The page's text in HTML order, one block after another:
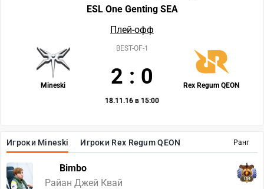
Ранг
Игроки Mineski Игроки Rex Regum QEON
Bimbo
Райан Джей Квай
139
ESL One Genting SEA
Плей-офф
Mineski Rex Regum QEON
BEST-OF-1
2 : 0
18.11.16 в 15:00